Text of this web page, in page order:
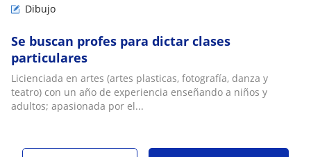
Dibujo
Se buscan profes para dictar clases
particulares
Licienciada en artes (artes plasticas, fotografía, danza y
teatro) con un año de experiencia enseñando a niños y
adultos; apasionada por el...